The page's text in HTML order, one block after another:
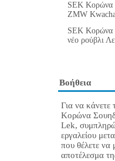
SEK Κορώνα
ZMW
SEK Κορώνα
νέο ρούβλι
Βοήθεια
Για να
Κορώνα
Lek,
εργαλείου
που θέλετε να
αποτέλεσμα